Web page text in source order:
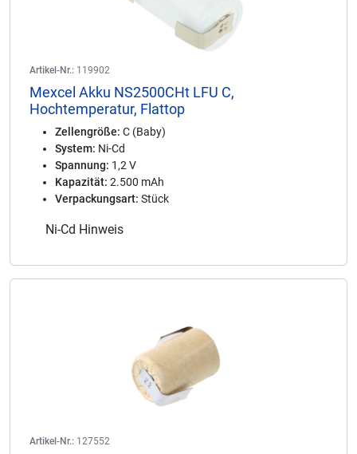
Artikel-Nr.: 119902
Mexcel Akku NS2500CHt LFU C,
Hochtemperatur, Flattop
Zellengröße: C (Baby)
System: Ni-Cd
Spannung: 1,2 V
Kapazität: 2.500 mAh
Verpackungsart: Stück
Ni-Cd Hinweis
Artikel-Nr.: 127552